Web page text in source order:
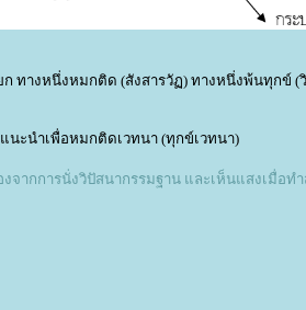
ก ทางหนึ่งหมกติด (สังสารวัฏ) ทางหนึ่งพ้นทุกข์ (
นะนำเพื่อหมกติดเวทนา (ทุกข์เวทนา)
งจากการนั่งวิปัสนากรรมฐาน และเห็นแสงเมื่อทำ